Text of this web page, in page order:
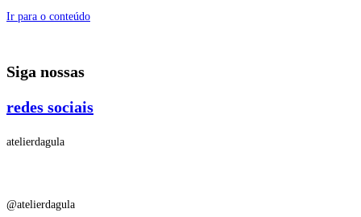
Ir para o conteúdo
Siga nossas
redes sociais
atelierdagula
@atelierdagula